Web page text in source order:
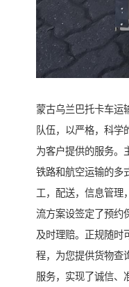
蒙古乌兰巴托卡车运
队伍，以严格，科学
为客户提供的服务。
铁路和航空运输的多
工，配送，信息管理
流方案设签定了预约
及时理赔。正规随时
程，为您提供货物查
服务，实现了诚信、